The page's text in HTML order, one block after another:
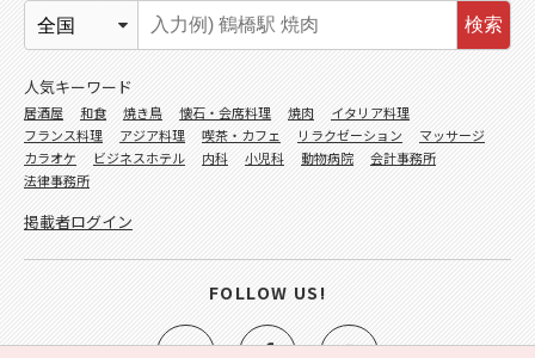
検索
人気キーワード
居酒屋 和食 焼き鳥 懐石・会席料理 焼肉
イタリア料理
フランス料理
アジア料理 喫茶・カフェ リラクゼーション
マッサージ
カラオケ
ビジネスホテル 内科 小児科 動物病院
会計事務所
法律事務所
掲載者ログイン
FOLLOW US!